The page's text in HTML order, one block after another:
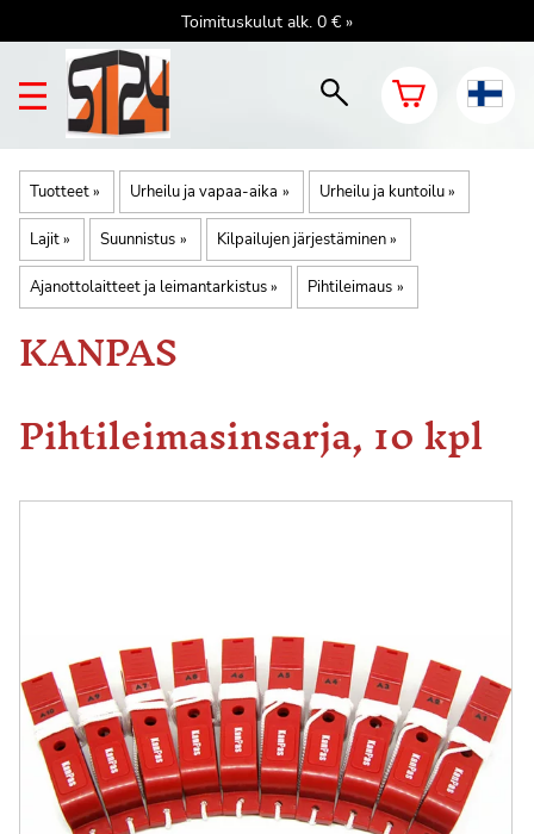
Toimituskulut alk. 0 € »
Tuotteet‪» Urheilu ja vapaa-aika ‪» Urheilu ja kuntoilu‪»
Lajit‪» Suunnistus ‪» Kilpailujen järjestäminen‪»
Ajanottolaitteet ja leimantarkistus‪» Pihtileimaus ‪»
KANPAS
Pihtileimasinsarja, 10 kpl